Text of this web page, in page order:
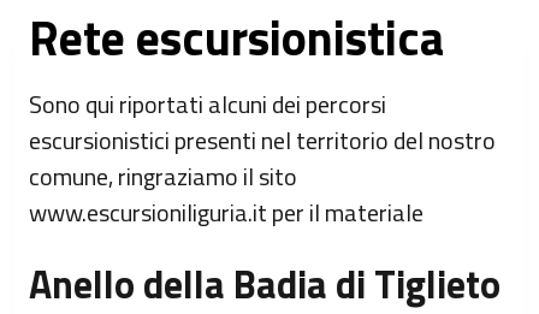
Rete escursionistica
Sono qui riportati alcuni dei percorsi
escursionistici presenti nel territorio del nostro
comune, ringraziamo il sito
www.escursioniliguria.it per il materiale
Anello della Badia di Tiglieto